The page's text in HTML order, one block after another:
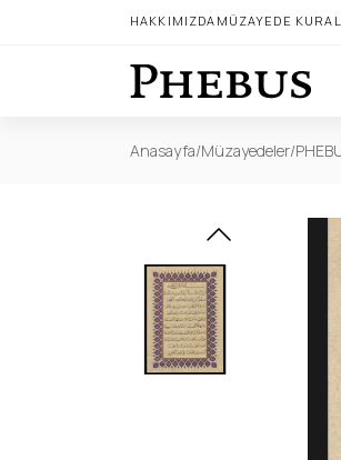
HAKKIMIZDA MÜZAYEDE
Anasayfa/Müzayedeler/